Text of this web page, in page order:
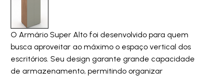
O Armário Super Alto foi desenvolvido para quem
busca aproveitar ao máximo o espaço vertical dos
escritórios. Seu design garante grande capacidade
de armazenamento, permitindo organizar